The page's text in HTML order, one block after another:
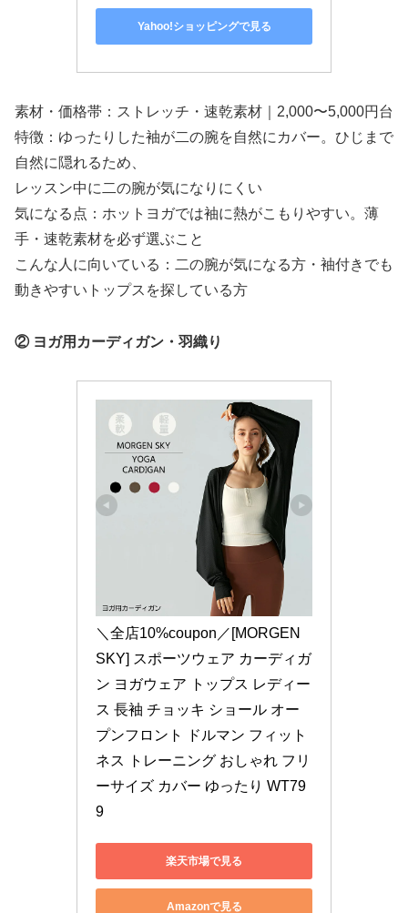
Yahoo!ショッピングで見る
素材・価格帯：ストレッチ・速乾素材｜2,000〜5,000円台
特徴：ゆったりした袖が二の腕を自然にカバー。ひじまで
自然に隠れるため、
レッスン中に二の腕が気になりにくい
気になる点：ホットヨガでは袖に熱がこもりやすい。薄
手・速乾素材を必ず選ぶこと
こんな人に向いている：二の腕が気になる方・袖付きでも
動きやすいトップスを探している方
② ヨガ用カーディガン・羽織り
＼全店10%coupon／[MORGEN
SKY] スポーツウェア カーディガ
ン ヨガウェア トップス レディー
ス 長袖 チョッキ ショール オー
プンフロント ドルマン フィット
ネス トレーニング おしゃれ フリ
ーサイズ カバー ゆったり WT79
9
楽天市場で見る
Amazonで見る